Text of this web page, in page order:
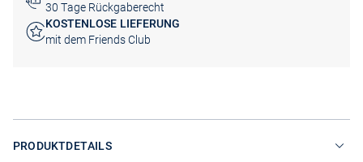
30 Tage Rückgaberecht
KOSTENLOSE LIEFERUNG
mit dem Friends Club
PRODUKTDETAILS